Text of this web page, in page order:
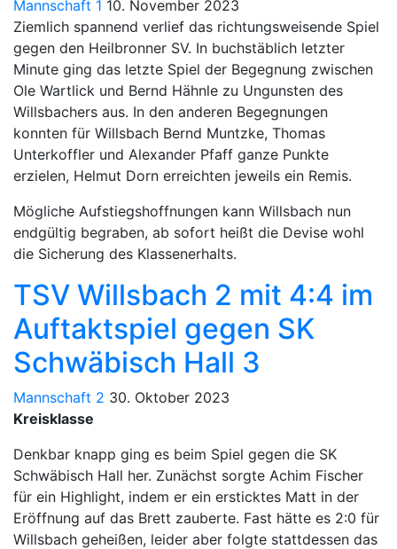
Mannschaft 1 10. November 2023
Ziemlich spannend verlief das richtungsweisende Spiel
gegen den Heilbronner SV. In buchstäblich letzter
Minute ging das letzte Spiel der Begegnung zwischen
Ole Wartlick und Bernd Hähnle zu Ungunsten des
Willsbachers aus. In den anderen Begegnungen
konnten für Willsbach Bernd Muntzke, Thomas
Unterkoffler und Alexander Pfaff ganze Punkte
erzielen, Helmut Dorn erreichten jeweils ein Remis.
Mögliche Aufstiegshoffnungen kann Willsbach nun
endgültig begraben, ab sofort heißt die Devise wohl
die Sicherung des Klassenerhalts.
TSV Willsbach 2 mit 4:4 im
Auftaktspiel gegen SK
Schwäbisch Hall 3
Mannschaft 2 30. Oktober 2023
Kreisklasse
Denkbar knapp ging es beim Spiel gegen die SK
Schwäbisch Hall her. Zunächst sorgte Achim Fischer
für ein Highlight, indem er ein ersticktes Matt in der
Eröffnung auf das Brett zauberte. Fast hätte es 2:0 für
Willsbach geheißen, leider aber folgte stattdessen das